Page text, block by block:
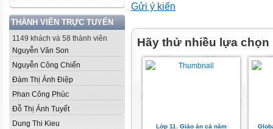
THÀNH VIÊN TRỰC TUYẾN
1149 khách và 58 thành viên
Nguyễn Văn Son
Nguyễn Công Chiến
Đàm Thị Ánh Điệp
Phan Công Phúc
Đỗ Thị Ánh Tuyết
Dung Thi Kieu
Gửi ý kiến
Hãy thử nhiều lựa chọn
Lớp 11. Giáo án cả năm